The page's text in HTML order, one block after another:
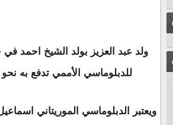
ولد عبد العزيز بولد الشيخ احمد
للدبلوماسي الأممي تدفع به
ويعتبر الدبلوماسي الموريتاني